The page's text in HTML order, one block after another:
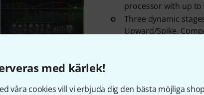
med kärlek!
våra cookies vill vi erbjuda dig den bästa möjliga
processor with up to
Three dynamic
Upward/Spike,